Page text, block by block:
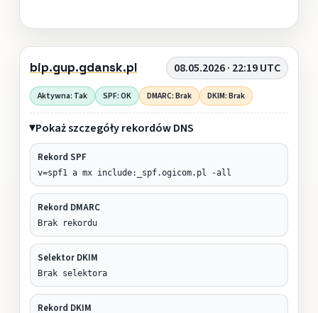
bip.gup.gdansk.pl 08.05.2026 · 22:19 UTC
Aktywna: Tak SPF: OK DMARC: Brak DKIM: Brak
Pokaż szczegóły rekordów DNS
Rekord SPF
v=spf1 a mx include:_spf.ogicom.pl -all
Rekord DMARC
Brak rekordu
Selektor DKIM
Brak selektora
Rekord DKIM